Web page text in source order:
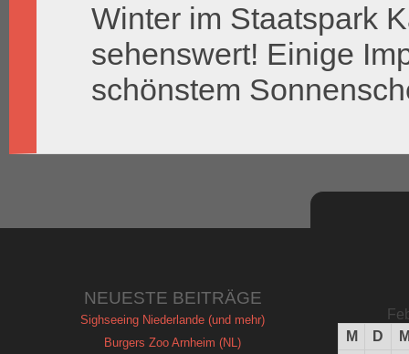
Winter im Staatspark
sehenswert! Einige
schönstem
NEUESTE BEITRÄGE
Sighseeing Niederlande (und mehr)
Burgers Zoo Arnheim (NL)
M
D